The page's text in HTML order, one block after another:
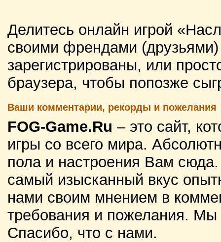
Делитесь онлайн игрой
своими френдами
зарегистрированы, или
браузера, чтобы попозже
Ваши комментарии, рекорды и пожелания
FOG-Game.Ru – это сайт,
игры со всего мира.
пола и настроения Вам
самый изысканный вкус
нами своим мнением в
требования и пожелания.
Спасибо, что с нами.